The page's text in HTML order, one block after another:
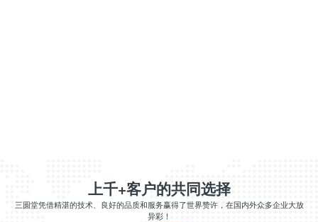
上千+客户的共同选择
三圆堂凭借精湛的技术、良好的品质和服务赢得了世界赞许，在国内外众多企业大放
异彩！